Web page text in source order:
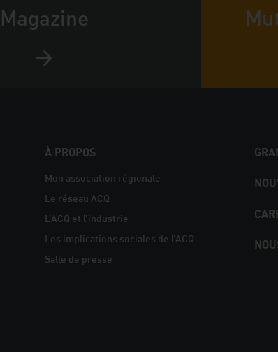
Magazine
À PROPOS
Mon association régionale
Le réseau ACQ
L’ACQ et l’industrie
Les implications sociales de l’ACQ
Salle de presse